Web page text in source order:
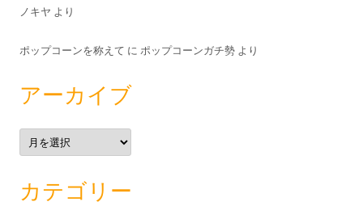
ノキヤ より
ポップコーンを称えて に ポップコーンガチ勢 より
アーカイブ
ア
ー
カ
カテゴリー